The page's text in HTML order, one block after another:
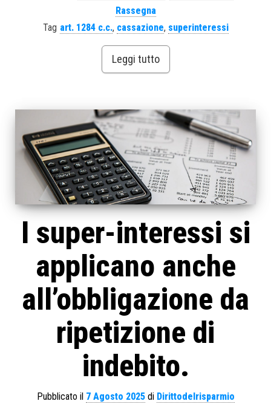
Rassegna
Tag art. 1284 c.c., cassazione, superinteressi
Leggi tutto
I super-interessi si
applicano anche
all’obbligazione da
ripetizione di
indebito.
Pubblicato il 7 Agosto 2025di Dirittodelrisparmio